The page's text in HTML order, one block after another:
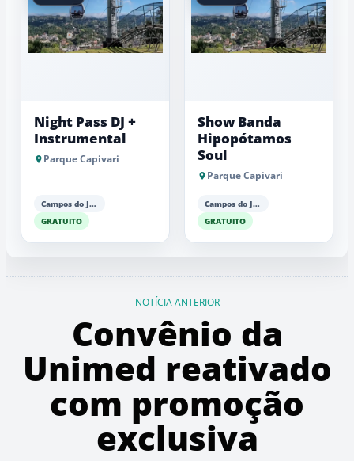
Night Pass DJ +
Instrumental
Parque Capivari
Campos do Jordão
GRATUITO
Show Banda
Hipopótamos
Soul
Parque Capivari
Campos do Jordão
GRATUITO
NOTÍCIA ANTERIOR
Convênio da
Unimed reativado
com promoção
exclusiva